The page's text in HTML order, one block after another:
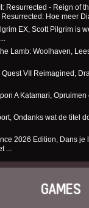
Resurrected - Reign of
Hoe meer
EX, Scott Pilgrim is
Lamb: Woolhaven,
VII Reimagined,
A Katamari,
Ondanks wat de titel
2026 Edition, Dans je
...
GAMES